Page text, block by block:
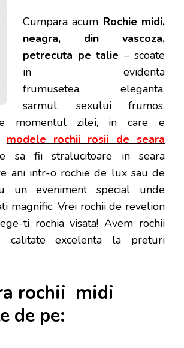
Cumpara acum Rochie midi,
neagra, din vascoza,
petrecuta pe talie – scoate
in evidenta
frumusetea, eleganta,
sarmul, sexului frumos,
momentul zilei, in care e
modele rochii rosii de seara
sa fii stralucitoare in seara
ani intr-o rochie de lux sau de
un eveniment special unde
magnific. Vrei rochii de revelion
ti rochia visata! Avem rochii
calitate excelenta la preturi
rochii midi
de pe: